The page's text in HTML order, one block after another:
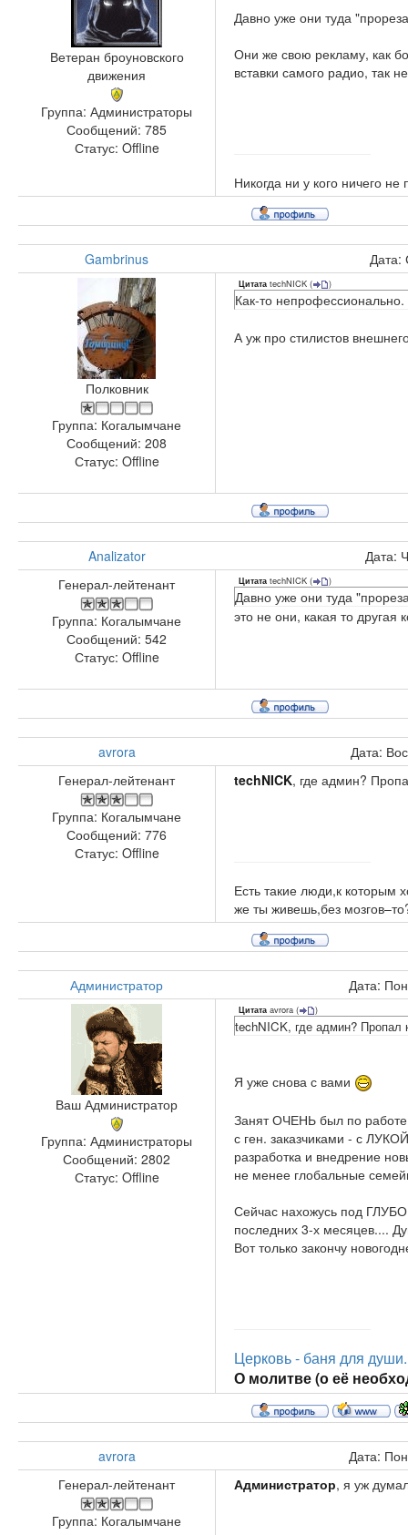
Ветеран броуновского
движения
Группа: Администраторы
Сообщений: 785
Статус: Offline
Давно уже они туда
Они же свою рекламу, как
вставки самого радио, так
Никогда ни у кого ничего
Gambrinus Дата:
Полковник
Группа: Когалымчане
Сообщений: 208
Статус: Offline
Цитата techNICK ( )
Как-то непрофессионально.
А уж про стилистов
Analizator
Дата:
Генерал-лейтенант
Группа: Когалымчане
Сообщений: 542
Статус: Offline
Цитата techNICK ( )
Давно уже они туда
это не они, какая то другая
avrora
Дата:
Генерал-лейтенант
Группа: Когалымчане
Сообщений: 776
Статус: Offline
techNICK, где админ?
Есть такие люди,к которым
же ты живешь,без
Администратор Дата:
Ваш Администратор
Группа: Администраторы
Сообщений: 2802
Статус: Offline
Цитата avrora ( )
techNICK, где админ? Пропал
Я уже снова с вами
Занят ОЧЕНЬ был по
с ген. заказчиками - с
разработка и внедрение
не менее глобальные
Сейчас нахожусь под
последних 3-х месяцев....
Вот только закончу
Церковь - баня для
О молитве (о её
avrora
Дата:
Генерал-лейтенант
Группа: Когалымчане
Администратор, я уж